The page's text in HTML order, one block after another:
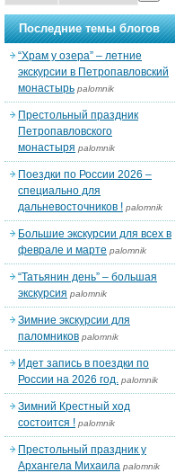
Последние темы блогов
“Храм у озера” – летние
экскурсии в Петропавловский
монастырь palomnik
Престольный праздник
Петропавловского
монастыря palomnik
Поездки по России 2026 –
специально для
дальневосточников ! palomnik
Большие экскурсии для всех в
феврале и марте palomnik
“Татьянин день” – большая
экскурсия palomnik
Зимние экскурсии для
паломников palomnik
Идет запись в поездки по
России на 2026 год. palomnik
Зимний Крестный ход
состоится ! palomnik
Престольный праздник у
Архангела Михаила palomnik